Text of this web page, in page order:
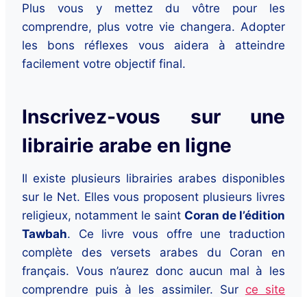
Plus vous y mettez du vôtre pour les
comprendre, plus votre vie changera. Adopter
les bons réflexes vous aidera à atteindre
facilement votre objectif final.
Inscrivez-vous sur une
librairie arabe en ligne
Il existe plusieurs librairies arabes disponibles
sur le Net. Elles vous proposent plusieurs livres
religieux, notamment le saint Coran de l’édition
Tawbah. Ce livre vous offre une traduction
complète des versets arabes du Coran en
français. Vous n’aurez donc aucun mal à les
comprendre puis à les assimiler. Sur ce site